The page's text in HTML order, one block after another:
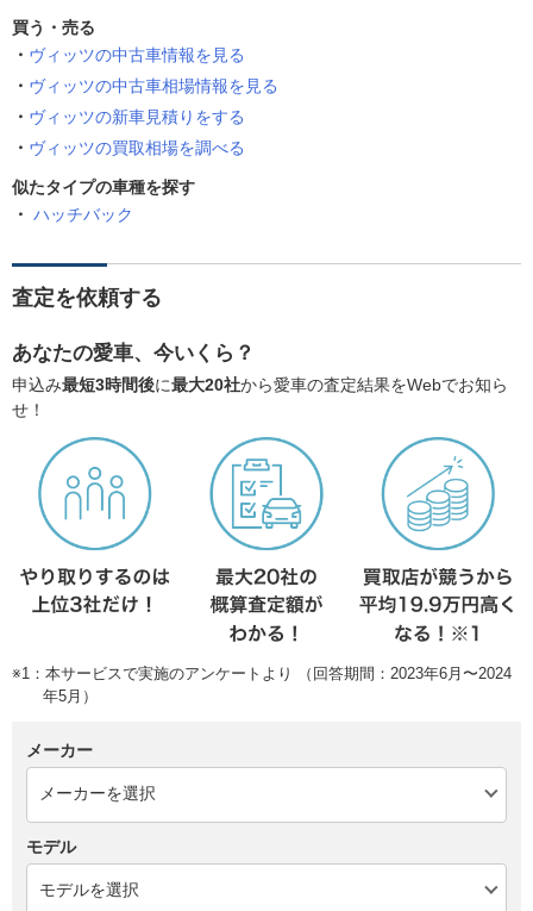
買う・売る
ヴィッツの中古車情報を見る
ヴィッツの中古車相場情報を見る
ヴィッツの新車見積りをする
ヴィッツの買取相場を調べる
似たタイプの車種を探す
ハッチバック
査定を依頼する
あなたの愛車、今いくら？
申込み最短3時間後に最大20社から愛車の査定結果をWebでお知ら
せ！
※1：本サービスで実施のアンケートより （回答期間：2023年6月〜2024
年5月）
メーカー
モデル